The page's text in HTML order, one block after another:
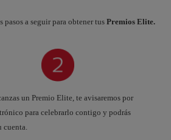
pasos a seguir para obtener tus Premios Elite.
un Premio Elite, te avisaremos por
para celebrarlo contigo y podrás
cuenta.